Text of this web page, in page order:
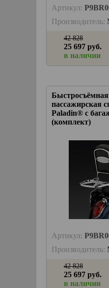
Артикул:
Производитель:
42 828
25 697 руб.
в наличии
Быстросъёмная
пассажирская
Paladin® с
(комплект)
Артикул:
Производитель:
42 828
25 697 руб.
в наличии